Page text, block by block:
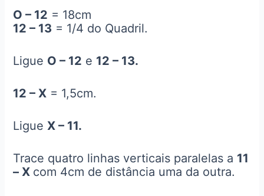
O – 12 = 18cm
12 – 13 = 1/4 do Quadril.
Ligue O – 12 e 12 – 13.
12 – X = 1,5cm.
LigueX – 11.
Trace quatro linhas verticais paralelas a 11
– X com 4cm de distância uma da outra.